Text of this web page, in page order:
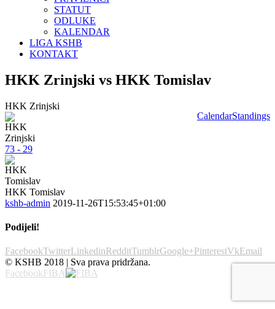
STATUT
ODLUKE
KALENDAR
LIGA KSHB
KONTAKT
HKK Zrinjski vs HKK Tomislav
CalendarStandings
HKK Zrinjski
73 - 29
HKK Tomislav
kshb-admin 2019-11-26T15:53:45+01:00
Podijeli!
FacebookTwitterLinkedinRedditTumblrGoogle+PinterestVkEmail
© KSHB 2018 | Sva prava pridržana.
FacebookFIBA